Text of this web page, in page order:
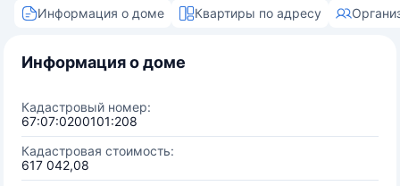
Информация о доме Квартиры по адресу
Информация о доме
Кадастровый номер:
67:07:0200101:208
Кадастровая стоимость:
617 042,08